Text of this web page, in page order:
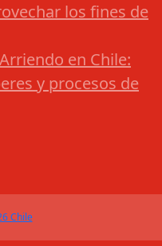
los fines de
en Chile:
y procesos de
Chile